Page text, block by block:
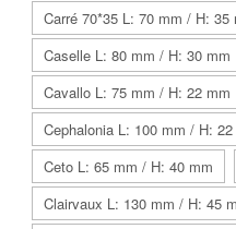
Carré 70*35 L: 70 mm / H: 35
Caselle L: 80 mm / H: 30 mm
Cavallo L: 75 mm / H: 22 mm
Cephalonia L: 100 mm / H:
Ceto L: 65 mm / H: 40 mm
Clairvaux L: 130 mm / H: 45